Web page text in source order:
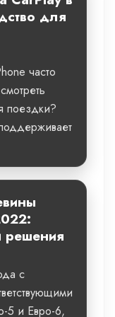
для
часто
поездки?
решения
с
5 и Евро-6,